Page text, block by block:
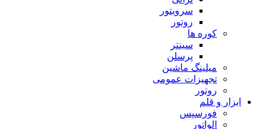
سرویتور
روتور
کوره ها
سینتر
پرسلن
میلینگ ماشین
تجهیزات عمومی
روتور
ابزار و قلم
فورسپس
الواتور